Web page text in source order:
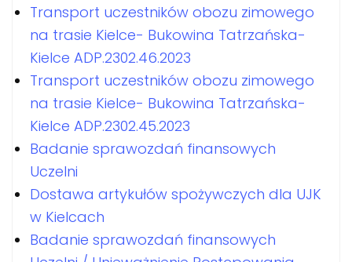
Transport uczestników obozu zimowego
na trasie Kielce- Bukowina Tatrzańska-
Kielce ADP.2302.46.2023
Transport uczestników obozu zimowego
na trasie Kielce- Bukowina Tatrzańska-
Kielce ADP.2302.45.2023
Badanie sprawozdań finansowych
Uczelni
Dostawa artykułów spożywczych dla UJK
w Kielcach
Badanie sprawozdań finansowych